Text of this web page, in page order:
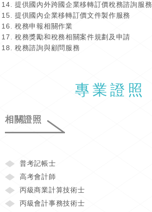
提供國內外跨國企業移轉訂價稅務諮詢服務
提供國內企業移轉訂價文件製作服務
稅務申報相關作業
稅務獎勵和稅務相關案件規劃及申請
稅務諮詢與顧問服務
專業證照
相關證照
普考記帳士
高考會計師
丙級商業計算技術士
丙級會計事務技術士